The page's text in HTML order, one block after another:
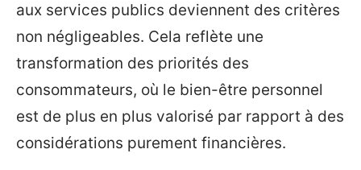
aux services publics deviennent des critères
non négligeables. Cela reflète une
transformation des priorités des
consommateurs, où le bien-être personnel
est de plus en plus valorisé par rapport à des
considérations purement financières.